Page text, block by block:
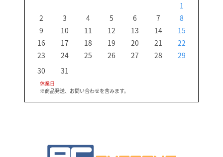
1
2
3 4 5 6 7
8
9
10 11 12 13 14
15
16
17 18 19 20 21
22
23
24 25 26 27 28
29
30
31
休業日
※商品発送、お問い合わせを含みます。